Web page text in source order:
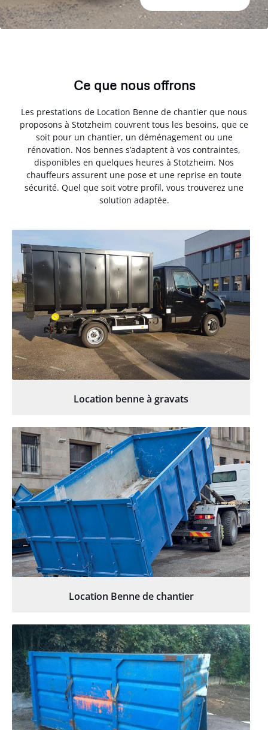
Ce que nous offrons
Les prestations de Location Benne de chantier que nous
proposons à Stotzheim couvrent tous les besoins, que ce
soit pour un chantier, un déménagement ou une
rénovation. Nos bennes s’adaptent à vos contraintes,
disponibles en quelques heures à Stotzheim. Nos
chauffeurs assurent une pose et une reprise en toute
sécurité. Quel que soit votre profil, vous trouverez une
solution adaptée.
Location benne à gravats
Location Benne de chantier